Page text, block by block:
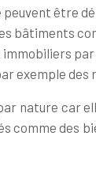
être
bâtiments
exemple
nature car
comme des